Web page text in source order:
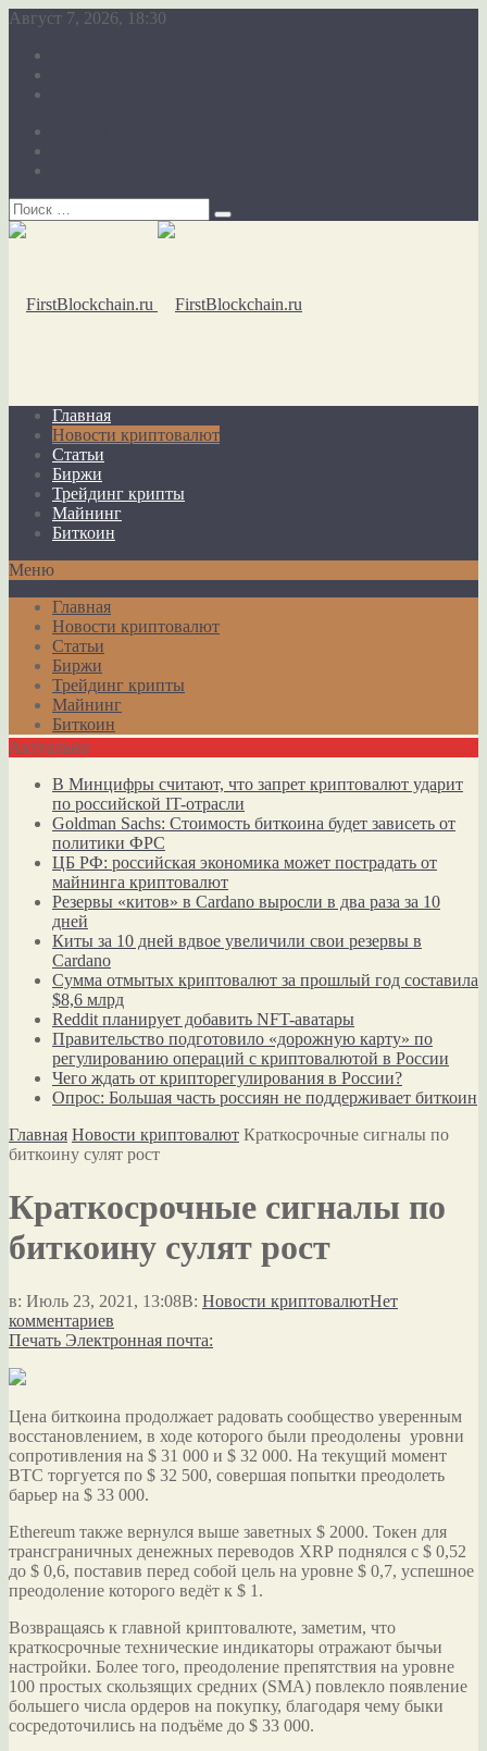
Август 7, 2026, 18:30
Главная
Новости криптовалют
Статьи
Биржи
Трейдинг крипты
Майнинг
Биткоин
Меню
Главная
Новости криптовалют
Статьи
Биржи
Трейдинг крипты
Майнинг
Биткоин
Актуально
В Минцифры считают, что запрет криптовалют ударит
по российской IT-отрасли
Goldman Sachs: Стоимость биткоина будет зависеть от
политики ФРС
ЦБ РФ: российская экономика может пострадать от
майнинга криптовалют
Резервы «китов» в Cardano выросли в два раза за 10
дней
Киты за 10 дней вдвое увеличили свои резервы в
Cardano
Сумма отмытых криптовалют за прошлый год составила
$8,6 млрд
Reddit планирует добавить NFT-аватары
Правительство подготовило «дорожную карту» по
регулированию операций с криптовалютой в России
Чего ждать от крипторегулирования в России?
Опрос: Большая часть россиян не поддерживает биткоин
Главная Новости криптовалют Краткосрочные сигналы по
биткоину сулят рост
Краткосрочные сигналы по
биткоину сулят рост
в: Июль 23, 2021, 13:08В: Новости криптовалютНет
комментариев
Печать Электронная почта:
Цена биткоина продолжает радовать сообщество уверенным
восстановлением, в ходе которого были преодолены уровни
сопротивления на $ 31 000 и $ 32 000. На текущий момент
BTC торгуется по $ 32 500, совершая попытки преодолеть
барьер на $ 33 000.
Ethereum также вернулся выше заветных $ 2000. Токен для
трансграничных денежных переводов XRP поднялся с $ 0,52
до $ 0,6, поставив перед собой цель на уровне $ 0,7, успешное
преодоление которого ведёт к $ 1.
Возвращаясь к главной криптовалюте, заметим, что
краткосрочные технические индикаторы отражают бычьи
настройки. Более того, преодоление препятствия на уровне
100 простых скользящих средних (SMA) повлекло появление
большего числа ордеров на покупку, благодаря чему быки
сосредоточились на подъёме до $ 33 000.